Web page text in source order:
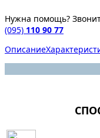
Нужна помощь?
(095) 110 90 77
Описание